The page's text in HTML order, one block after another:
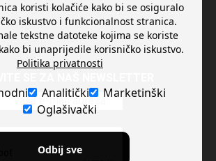
koristi kolačiće kako bi se osiguralo
iskustvo i funkcionalnost stranica.
tekstne datoteke kojima se koriste
bi unaprijedile korisničko iskustvo.
Politika privatnosti
Analitički
Marketinški
Oglašivački
Odbij sve